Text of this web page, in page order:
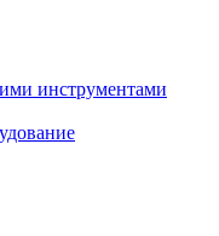
инструментами